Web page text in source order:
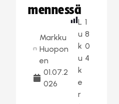
mennessä
Markku
Huopon
en
01.07.2
026
L
u
k
u
k
e
r
1
8
0
4